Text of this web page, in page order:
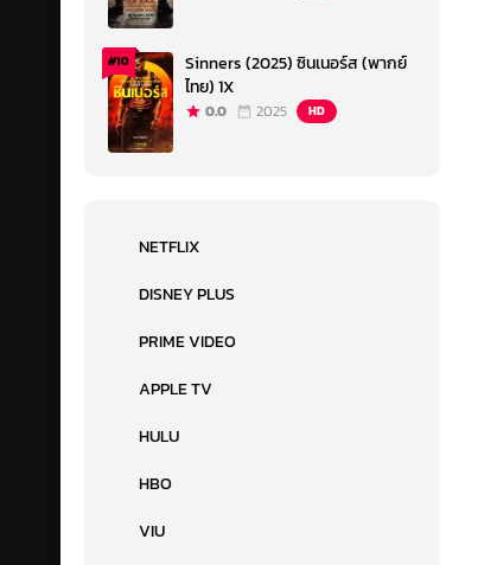
#10
Sinners (2025) ซินเนอร์ส (พากย์
ไทย) 1X
0.0 2025 HD
NETFLIX
DISNEY PLUS
PRIME VIDEO
APPLE TV
HULU
HBO
VIU